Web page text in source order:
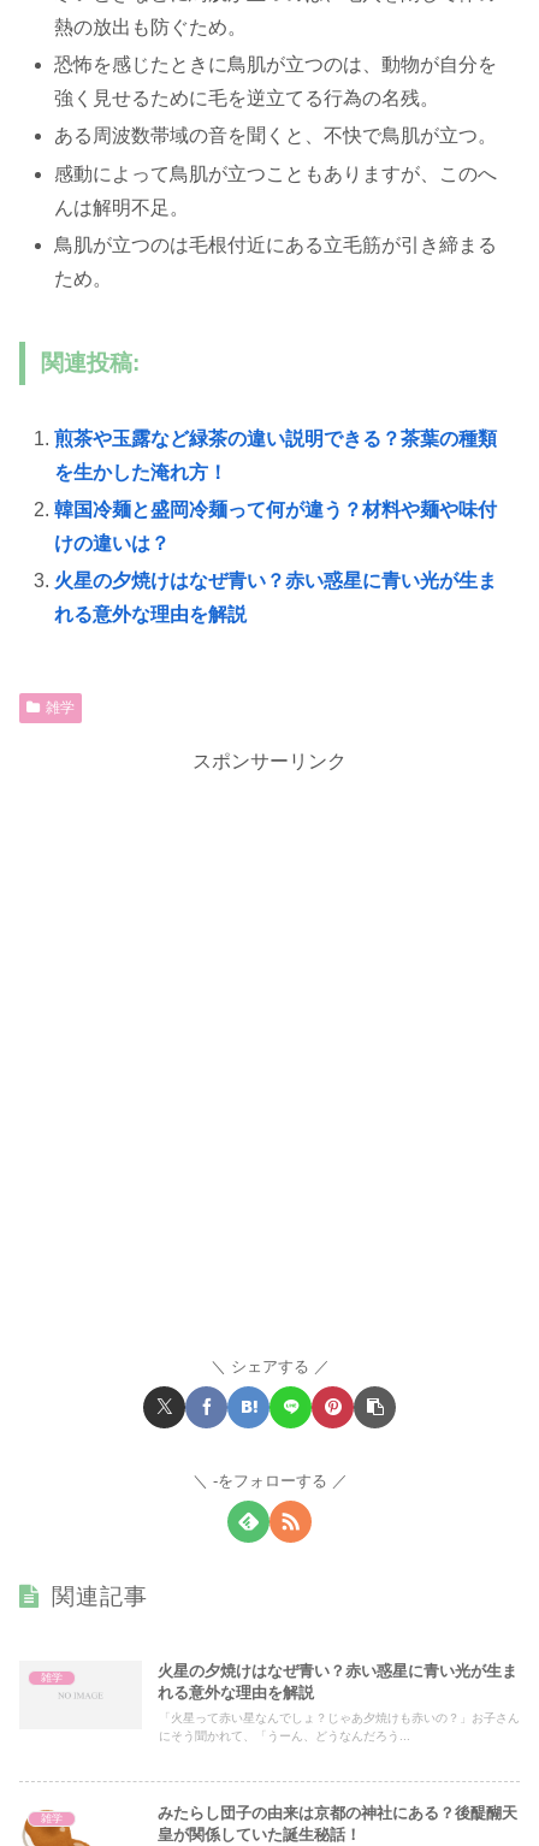
熱の放出も防ぐため。
恐怖を感じたときに鳥肌が立つのは、動物が自分を
強く見せるために毛を逆立てる行為の名残。
ある周波数帯域の音を聞くと、不快で鳥肌が立つ。
感動によって鳥肌が立つこともありますが、このへ
んは解明不足。
鳥肌が立つのは毛根付近にある立毛筋が引き締まる
ため。
関連投稿:
煎茶や玉露など緑茶の違い説明できる？茶葉の種類
を生かした淹れ方！
韓国冷麺と盛岡冷麺って何が違う？材料や麺や味付
けの違いは？
火星の夕焼けはなぜ青い？赤い惑星に青い光が生ま
れる意外な理由を解説
雑学
スポンサーリンク
シェアする
-をフォローする
関連記事
雑学
火星の夕焼けはなぜ青い？赤い惑星に青い光が生ま
れる意外な理由を解説
「火星って赤い星なんでしょ？じゃあ夕焼けも赤いの？」お子さん
にそう聞かれて、「うーん、どうなんだろう...
雑学
みたらし団子の由来は京都の神社にある？後醍醐天
皇が関係していた誕生秘話！